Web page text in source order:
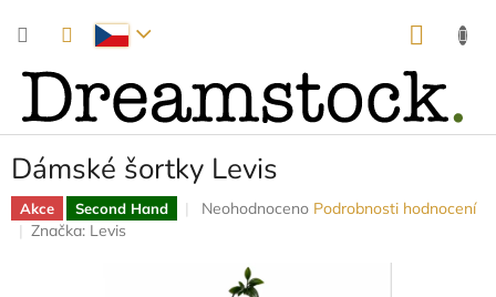
Dámské šortky Levis
Akce Second Hand
Průměrné
Neohodnoceno Podrobnosti hodnocení
Značka: Levis